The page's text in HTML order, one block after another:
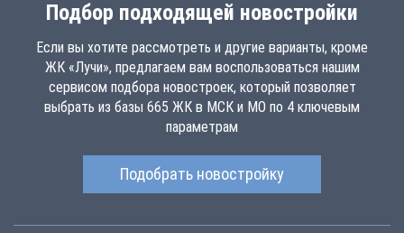
Подбор подходящей новостройки
Если вы хотите рассмотреть и другие варианты, кроме
ЖК «Лучи», предлагаем вам воспользоваться нашим
сервисом подбора новостроек, который позволяет
выбрать из базы 665 ЖК в МСК и МО по 4 ключевым
параметрам
Подобрать новостройку